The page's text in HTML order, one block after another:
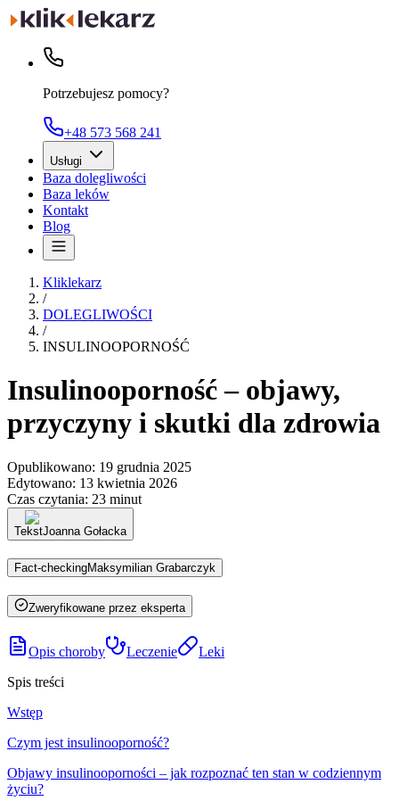
Potrzebujesz pomocy?
+48 573 568 241
Usługi
Baza dolegliwości
Baza leków
Kontakt
Blog
Kliklekarz
/
DOLEGLIWOŚCI
/
INSULINOOPORNOŚĆ
Insulinooporność – objawy,
przyczyny i skutki dla zdrowia
Opublikowano: 19 grudnia 2025
Edytowano: 13 kwietnia 2026
Czas czytania: 23 minut
TekstJoanna Gołacka
Fact-checkingMaksymilian Grabarczyk
Zweryfikowane przez eksperta
Opis choroby Leczenie
Leki
Spis treści
Wstęp
Czym jest insulinooporność?
Objawy insulinooporności – jak rozpoznać ten stan w codziennym
życiu?